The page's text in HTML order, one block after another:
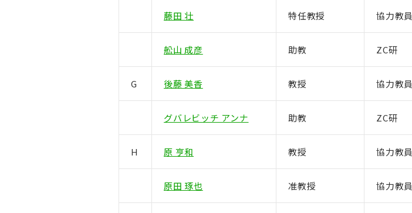
藤田 壮 特任教授 協力教員
舩山 成彦 助教 ZC研
G 後藤 美香 教授 協力教員
グバレビッチ アンナ 助教 ZC研
H 原 亨和 教授 協力教員
原田 琢也 准教授 協力教員